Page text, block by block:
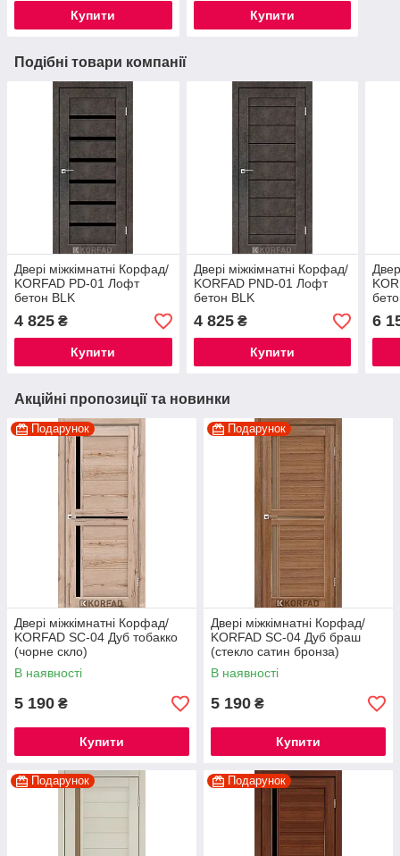
Купити Купити
Подібні товари компанії
Двері міжкімнатні Корфад/
KORFAD PD-01 Лофт
бетон BLK
4 825 ₴
Купити
Двері міжкімнатні Корфад/
KORFAD PND-01 Лофт
бетон BLK
4 825₴
Купити
6
Акційні пропозиції та новинки
Подарунок
Двері міжкімнатні Корфад/
KORFAD SC-04 Дуб тобакко
(чорне скло)
В наявності
5 190 ₴
Купити
Подарунок
Двері міжкімнатні Корфад/
KORFAD SC-04 Дуб браш
(стекло сатин бронза)
В наявності
5 190 ₴
Купити
Подарунок Подарунок